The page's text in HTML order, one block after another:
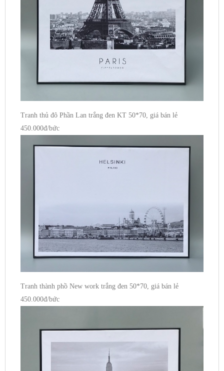
Tranh thủ đô Phần Lan trắng đen KT 50*70, giá bán lẻ
450.000đ/bức
Tranh thành phồ New work trắng đen 50*70, giá bán lẻ
450.000đ/bức